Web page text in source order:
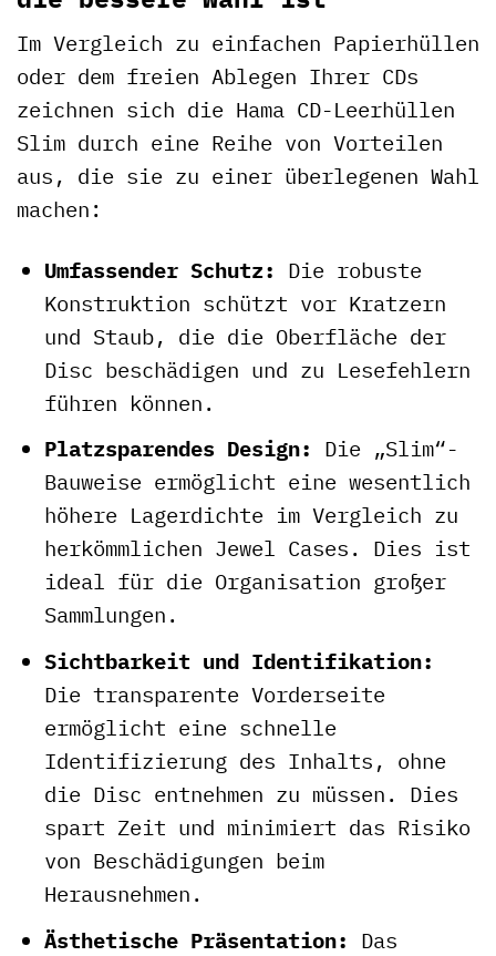
Im Vergleich zu einfachen Papierhüllen
oder dem freien Ablegen Ihrer CDs
zeichnen sich die Hama CD-Leerhüllen
Slim durch eine Reihe von Vorteilen
aus, die sie zu einer überlegenen Wahl
machen:
Umfassender Schutz: Die robuste
Konstruktion schützt vor Kratzern
und Staub, die die Oberfläche der
Disc beschädigen und zu Lesefehlern
führen können.
Platzsparendes Design: Die „Slim“-
Bauweise ermöglicht eine wesentlich
höhere Lagerdichte im Vergleich zu
herkömmlichen Jewel Cases. Dies ist
ideal für die Organisation großer
Sammlungen.
Sichtbarkeit und Identifikation:
Die transparente Vorderseite
ermöglicht eine schnelle
Identifizierung des Inhalts, ohne
die Disc entnehmen zu müssen. Dies
spart Zeit und minimiert das Risiko
von Beschädigungen beim
Herausnehmen.
Ästhetische Präsentation: Das